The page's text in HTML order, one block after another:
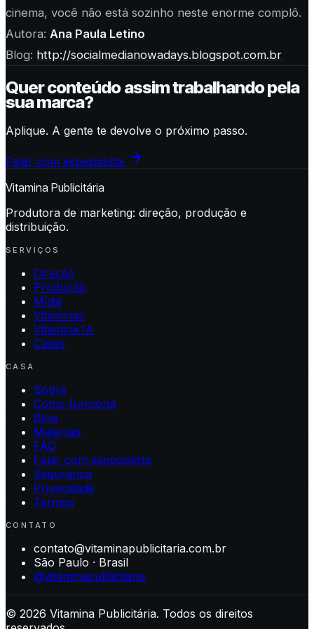
cinema, você não está sozinho neste enorme complô.
Autora: Ana Paula Letino
Blog: http://socialmedianowadays.blogspot.com.br
Quer conteúdo assim trabalhando pela
sua marca?
Aplique. A gente te devolve o próximo passo.
Falar com especialista
Vitamina Publicitária
Produtora de marketing: direção, produção e
distribuição.
SERVIÇOS
Direção
Produção
Mídia
Vitaminas
Vitamina IA
Cases
CASA
Sobre
Como funciona
Blog
Materiais
FAQ
Falar com especialista
Segurança
Privacidade
Termos
CONTATO
contato@vitaminapublicitaria.com.br
São Paulo · Brasil
@vitaminapublicitaria
© 2026 Vitamina Publicitária. Todos os direitos